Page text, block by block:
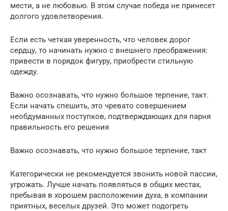
мести, а не любовью. В этом случае победа не принесет
долгого удовлетворения.
Если есть четкая уверенность, что человек дорог
сердцу, то начинать нужно с внешнего преображения:
привести в порядок фигуру, приобрести стильную
одежду.
Важно осознавать, что нужно большое терпение, такт.
Если начать спешить, это чревато совершением
необдуманных поступков, подтверждающих для парня
правильность его решения
Важно осознавать, что нужно большое терпение, такт
Категорически не рекомендуется звонить новой пассии,
угрожать. Лучше начать появляться в общих местах,
пребывая в хорошем расположении духа, в компании
приятных, веселых друзей. Это может подогреть